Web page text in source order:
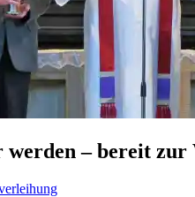
– bereit zur